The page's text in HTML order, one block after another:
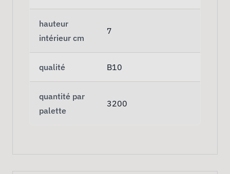
hauteur
intérieur cm
7
qualité B10
quantité par
palette
3200